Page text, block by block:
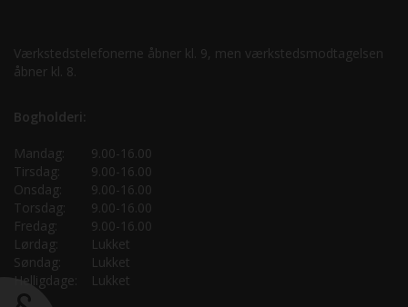
Værkstedstelefonerne åbner kl. 9, men værkstedsmodtagelsen
åbner kl. 8.
Bogholderi:
Mandag:
9.00-16.00
Tirsdag:
9.00-16.00
Onsdag:
9.00-16.00
Torsdag:
9.00-16.00
Fredag:
9.00-16.00
Lørdag:
Lukket
Søndag:
Lukket
Helligdage:
Lukket